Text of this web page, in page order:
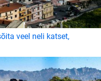
veel neli katset,